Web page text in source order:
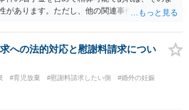
思います。請求するか，訴訟にするか，その点
性交類似行為は認めているのか，それさえも否
て，考え方・進め方は変わってくると思いま
認めているにもかかわらず支払を拒否するので
士でも同じだと思います。）への対応ではあま
います。減額で折り合えるなら本人様の交渉で
が，ゼロかどうかの観点であれば，訴訟に進む
思います。そうしますと，お近くの弁護士に相
討した方がよいようにも思います。
があります。ただし、他の関連事件でも相手方
ますので、法テラスへお尋ねいただいた方が確
への法的対応と慰謝料請求につい
#育児放棄 #慰謝料請求したい側
#婚外の妊娠